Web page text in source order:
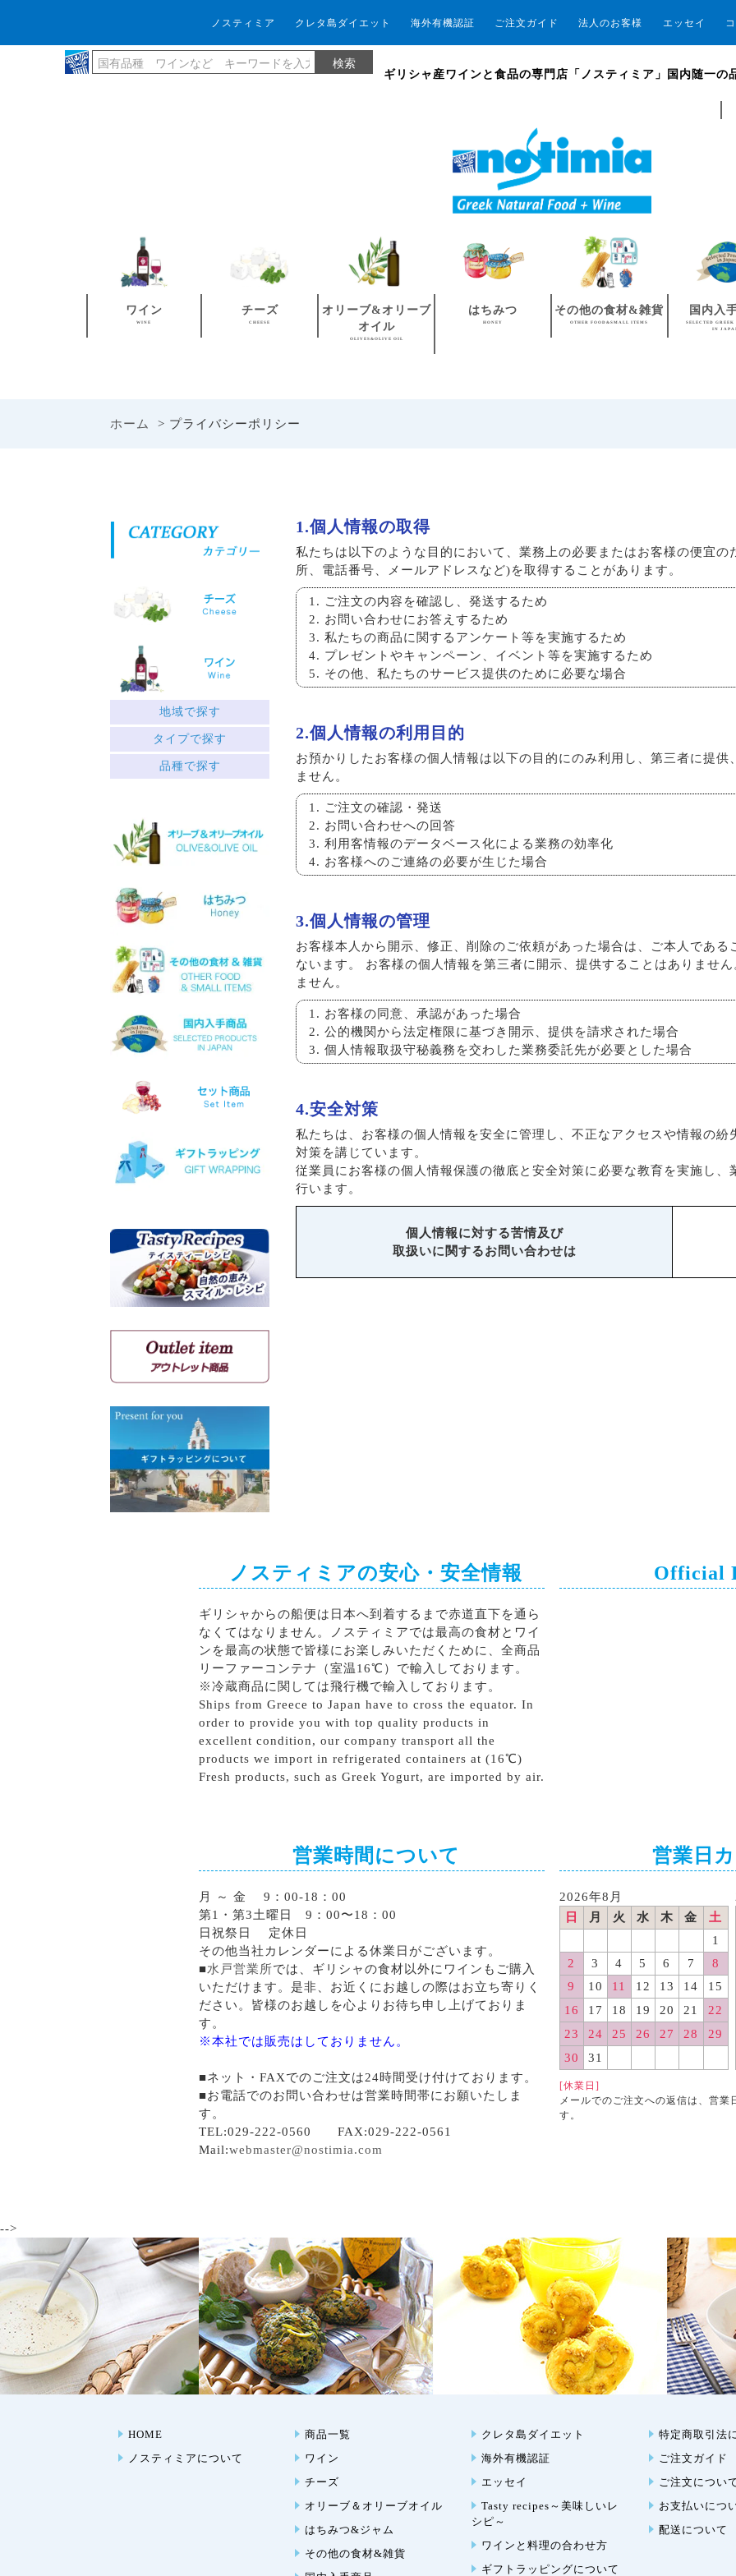
エッセイ
法人のお客様
ご注文ガイド
海外有機認証
クレタ島ダイエット
ノスティミア
ギリシャ産ワインと食品の専門店「ノスティミア」国内随一
ワイン
WINE
チーズ
CHEESE
オリーブ&オリーブ
オイル
OLIVES&OLIVE OIL
はちみつ
HONEY
その他の食材&雑貨
OTHER FOOD&SMALL ITEMS
国内入
SELECTED GREEK
IN
ホーム > プライバシーポリシー
1.個人情報の取得
私たちは以下のような目的において、業務上の必要またはお客様の便宜
所、電話番号、メールアドレスなど)を取得することがあります。
ご注文の内容を確認し、発送するため
お問い合わせにお答えするため
私たちの商品に関するアンケート等を実施するため
プレゼントやキャンペーン、イベント等を実施するため
その他、私たちのサービス提供のために必要な場合
2.個人情報の利用目的
お預かりしたお客様の個人情報は以下の目的にのみ利用し、第三者に提
ません。
ご注文の確認・発送
お問い合わせへの回答
利用客情報のデータベース化による業務の効率化
お客様へのご連絡の必要が生じた場合
3.個人情報の管理
お客様本人から開示、修正、削除のご依頼があった場合は、ご本人であ
ないます。 お客様の個人情報を第三者に開示、提供することはありませ
ません。
お客様の同意、承認があった場合
公的機関から法定権限に基づき開示、提供を請求された場合
個人情報取扱守秘義務を交わした業務委託先が必要とした場合
4.安全対策
私たちは、お客様の個人情報を安全に管理し、不正なアクセスや情報の
対策を講じています。
従業員にお客様の個人情報保護の徹底と安全対策に必要な教育を実施し
行います。
個人情報に対する苦情及び
取扱いに関するお問い合わせは
地域で探す
ギリシャ北部
中央ギリシャ
ペロポネソス半島とイオニ
ア諸島
タイプで探す
赤
├ミディアムボディ
├リッチ
├フルーティー
スパークリング
デザート
ワインセット
品種で探す
サヴァティアノ
アシリティコ
マスカット
キドニツァ
ロボラ
ヴィディアノ
ヴィラナ
マスカットオブスピナ
ガイドゥリア
アイダニ
モスコフィレロ
ゲヴェルツトラミネール
ミュスカ・ブラン・ア・プ
ティ・グラン
クシノマブロ
アギヨルギティコ
マヴロ クンドゥラ オブ キ
ミ
マヴロダフニ
コチファリ
マンディラリ
リャティコ
マヴロトラガノ
リムニョナ
グルナッシュ
シラー
カベルネソーヴィニョン
ノスティミアの安心・安全情報
ギリシャからの船便は日本へ到着するまで赤道直下を通ら
なくてはなりません。ノスティミアでは最高の食材とワイ
ンを最高の状態で皆様にお楽しみいただくために、全商品
リーファーコンテナ（室温16℃）で輸入しております。
※冷蔵商品に関しては飛行機で輸入しております。
Ships from Greece to Japan have to cross the equator. In
order to provide you with top quality products in
excellent condition, our company transport all the
products we import in refrigerated containers at (16℃)
Fresh products, such as Greek Yogurt, are imported by air.
Official
営業時間について
月 ～ 金 9：00-18：00
第1・第3土曜日 9：00〜18：00
日祝祭日 定休日
その他当社カレンダーによる休業日がございます。
■水戸営業所では、ギリシャの食材以外にワインもご購入
いただけます。是非、お近くにお越しの際はお立ち寄りく
ださい。皆様のお越しを心よりお待ち申し上げておりま
す。
※本社では販売はしておりません。
■ネット・FAXでのご注文は24時間受け付けております。
■お電話でのお問い合わせは営業時間帯にお願いたしま
す。
TEL:029-222-0560 FAX:029-222-0561
Mail:webmaster@nostimia.com
営業日
2026年8月
日
月 火 水 木 金
土
1
2
3 4 5 6 7
8
9
10 11 12 13 14
15
16
17 18 19 20 21
22
23
24 25 26 27 28
29
30
31
[休業日]
メールでのご注文への返信は、営業
す。
-->
HOME
ノスティミアについて
商品一覧
ワイン
チーズ
オリーブ＆オリーブオイル
はちみつ&ジャム
その他の食材&雑貨
クレタ島ダイエット
海外有機認証
エッセイ
Tasty recipes～美味しいレ
シピ～
ワインと料理の合わせ方
ギフトラッピングについて
特定商取引法
ご注文ガイド
ご注文につい
お支払いにつ
配送について